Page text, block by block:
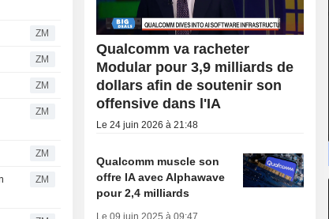
ZM
ZM
ZM
ZM
ZM
ZM
Qualcomm va racheter
Modular pour 3,9 milliards de
dollars afin de soutenir son
offensive dans l'IA
Le 24 juin 2026 à 21:48
Qualcomm muscle son
offre IA avec Alphawave
pour 2,4 milliards
Le 09 juin 2025 à 09:47